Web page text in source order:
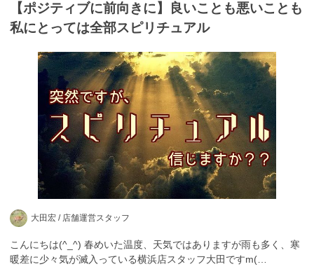
【ポジティブに前向きに】良いことも悪いことも
私にとっては全部スピリチュアル
大田宏 / 店舗運営スタッフ
こんにちは(^_^) 春めいた温度、天気ではありますが雨も多く、寒
暖差に少々気が滅入っている横浜店スタッフ大田ですm(…